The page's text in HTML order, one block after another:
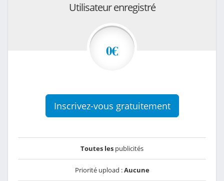
Utilisateur enregistré
0€
Inscrivez-vous gratuitement
Toutes les publicités
Priorité upload :Aucune